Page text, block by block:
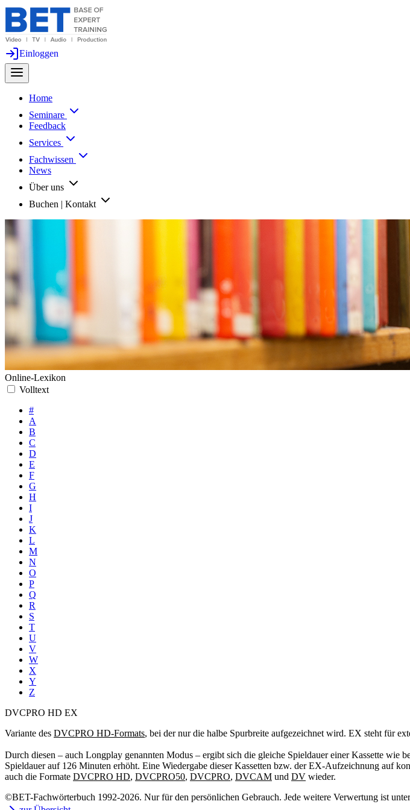
Einloggen
Home
Seminare
Feedback
Services
Fachwissen
News
Über uns
Buchen | Kontakt
Online-Lexikon
Volltext
#
A
B
C
D
E
F
G
H
I
J
K
L
M
N
O
P
Q
R
S
T
U
V
W
X
Y
Z
DVCPRO HD EX
Variante des DVCPRO HD-Formats, bei der nur die halbe Spurbreite aufgezeichnet wird. EX steht für
Durch diesen – auch Longplay genannten Modus – ergibt sich die gleiche Spieldauer einer Kassette wie
Spieldauer auf 126 Minuten erhöht. Eine Wiedergabe dieser Kassetten bzw. der EX-Aufzeichnung
auch die Formate DVCPRO HD, DVCPRO50, DVCPRO, DVCAM und DV wieder.
©BET-Fachwörterbuch 1992-2026. Nur für den persönlichen Gebrauch. Jede weitere Verwertung ist